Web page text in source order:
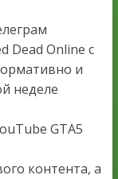
Dead Online с
и
неделе
GTA5
контента, а